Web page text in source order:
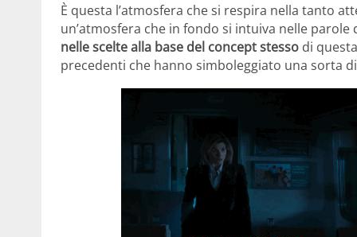
È questa l’atmosfera che si respira nella tanto
un’atmosfera che in fondo si intuiva nelle
nelle scelte alla base del concept stesso di
precedenti che hanno simboleggiato una sorta